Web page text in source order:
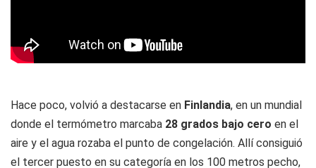
Hace poco, volvió a destacarse en Finlandia, en un mundial
donde el termómetro marcaba 28 grados bajo cero en el
aire y el agua rozaba el punto de congelación. Allí consiguió
el tercer puesto en su categoría en los 100 metros pecho,